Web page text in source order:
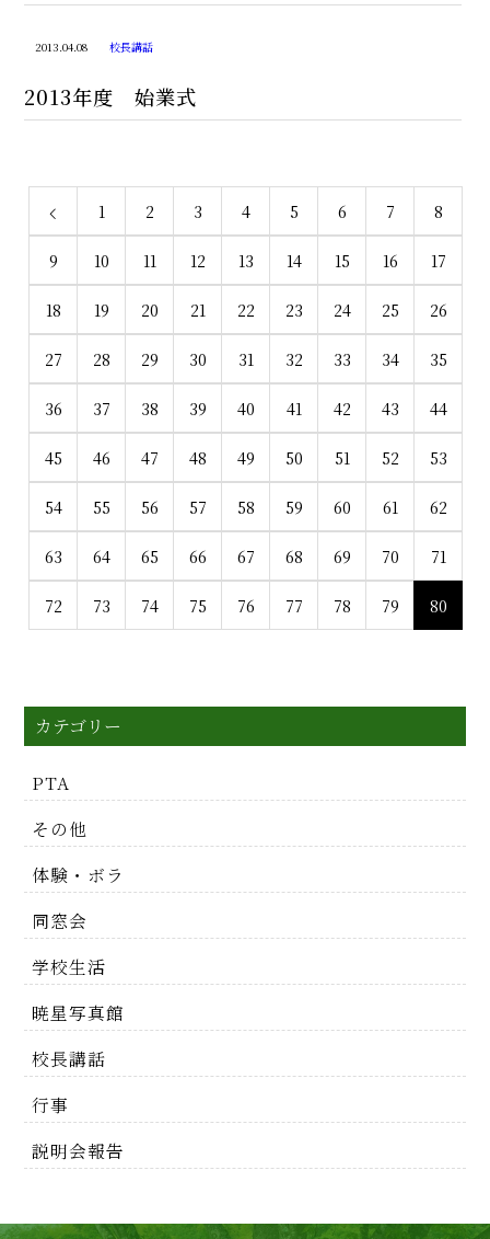
2013.04.08 校長講話
2013年度 始業式
1 2 3 4 5 6 7 8
9 10 11 12 13 14 15 16 17
18 19 20 21 22 23 24 25 26
27 28 29 30 31 32 33 34 35
36 37 38 39 40 41 42 43 44
45 46 47 48 49 50 51 52 53
54 55 56 57 58 59 60 61 62
63 64 65 66 67 68 69 70 71
72 73 74 75 76 77 78 79 80
カテゴリー
PTA
その他
体験・ボラ
同窓会
学校生活
暁星写真館
校長講話
行事
説明会報告